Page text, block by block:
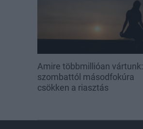
Amire többmillióan vártunk:
szombattól másodfokúra
csökken a riasztás